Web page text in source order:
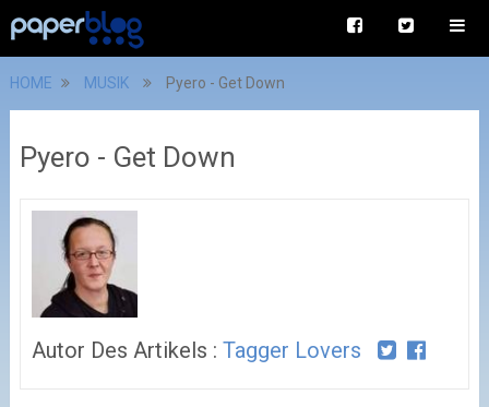
HOME MUSIK Pyero - Get Down
Pyero - Get Down
Autor Des Artikels : Tagger Lovers